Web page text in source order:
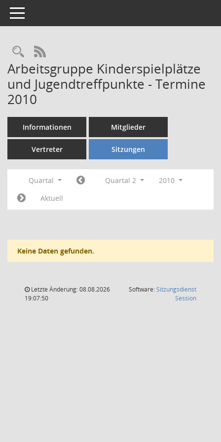
Toggle navigation
Rechercheauswahl
RSS-Feed
Arbeitsgruppe Kinderspielplätze
und Jugendtreffpunkte - Termine
2010
Informationen Mitglieder
Vertreter Sitzungen
Quartal Quartal 2
2010
Aktuell
Keine Daten gefunden.
Letzte Änderung: 08.08.2026
19:07:50
Software:Sitzungsdienst
Session(Wird in